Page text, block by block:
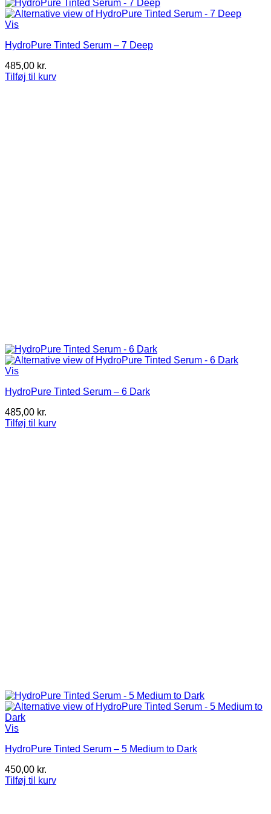
Vis
HydroPure Tinted Serum – 7 Deep
485,00 kr.
Tilføj til kurv
Vis
HydroPure Tinted Serum – 6 Dark
485,00 kr.
Tilføj til kurv
Vis
HydroPure Tinted Serum – 5 Medium to Dark
450,00 kr.
Tilføj til kurv